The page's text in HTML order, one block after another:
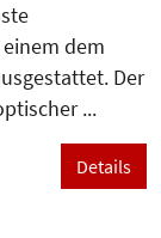
dem
Der
...
Details